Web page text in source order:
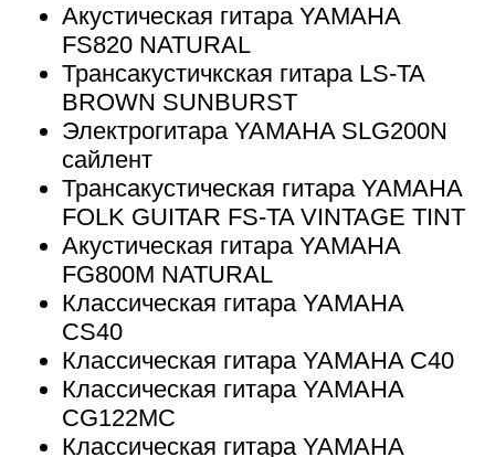
Акустическая гитара YAMAHA
FS820 NATURAL
Трансакустичкская гитара LS-TA
BROWN SUNBURST
Электрогитара YAMAHA SLG200N
сайлент
Трансакустическая гитара YAMAHA
FOLK GUITAR FS-TA VINTAGE TINT
Акустическая гитара YAMAHA
FG800M NATURAL
Классическая гитара YAMAHA
CS40
Классическая гитара YAMAHA C40
Классическая гитара YAMAHA
CG122MC
Классическая гитара YAMAHA